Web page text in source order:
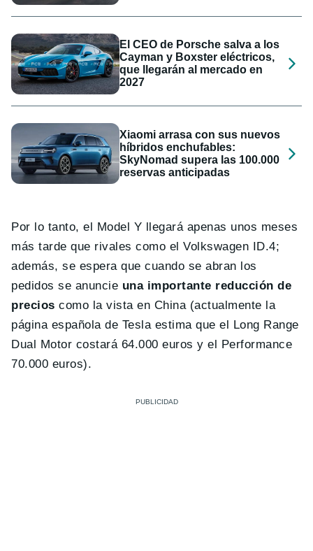
El CEO de Porsche salva a los
Cayman y Boxster eléctricos,
que llegarán al mercado en
2027
Xiaomi arrasa con sus nuevos
híbridos enchufables:
SkyNomad supera las 100.000
reservas anticipadas
Por lo tanto, el Model Y llegará apenas unos meses
más tarde que rivales como el Volkswagen ID.4;
además, se espera que cuando se abran los
pedidos se anuncie una importante reducción de
precios como la vista en China (actualmente la
página española de Tesla estima que el Long Range
Dual Motor costará 64.000 euros y el Performance
70.000 euros).